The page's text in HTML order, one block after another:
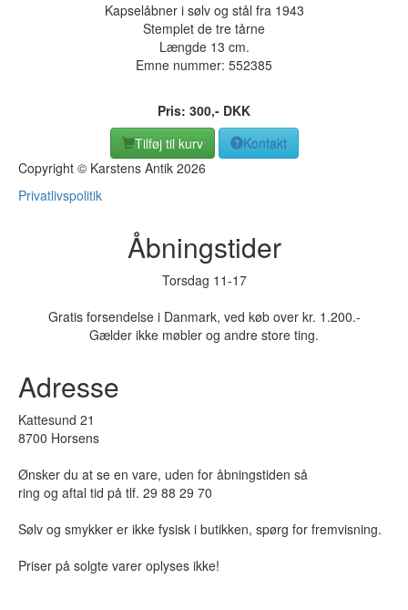
Kapselåbner i sølv og stål fra 1943
Stemplet de tre tårne
Længde 13 cm.
Emne nummer: 552385
Pris: 300,- DKK
Tilføj til kurv
Kontakt
Copyright © Karstens Antik 2026
Privatlivspolitik
Åbningstider
Torsdag 11-17
Gratis forsendelse i Danmark, ved køb over kr. 1.200.-
Gælder ikke møbler og andre store ting.
Adresse
Kattesund 21
8700 Horsens
Ønsker du at se en vare, uden for åbningstiden så
ring og aftal tid på tlf. 29 88 29 70
Sølv og smykker er ikke fysisk i butikken, spørg for fremvisning.
Priser på solgte varer oplyses ikke!